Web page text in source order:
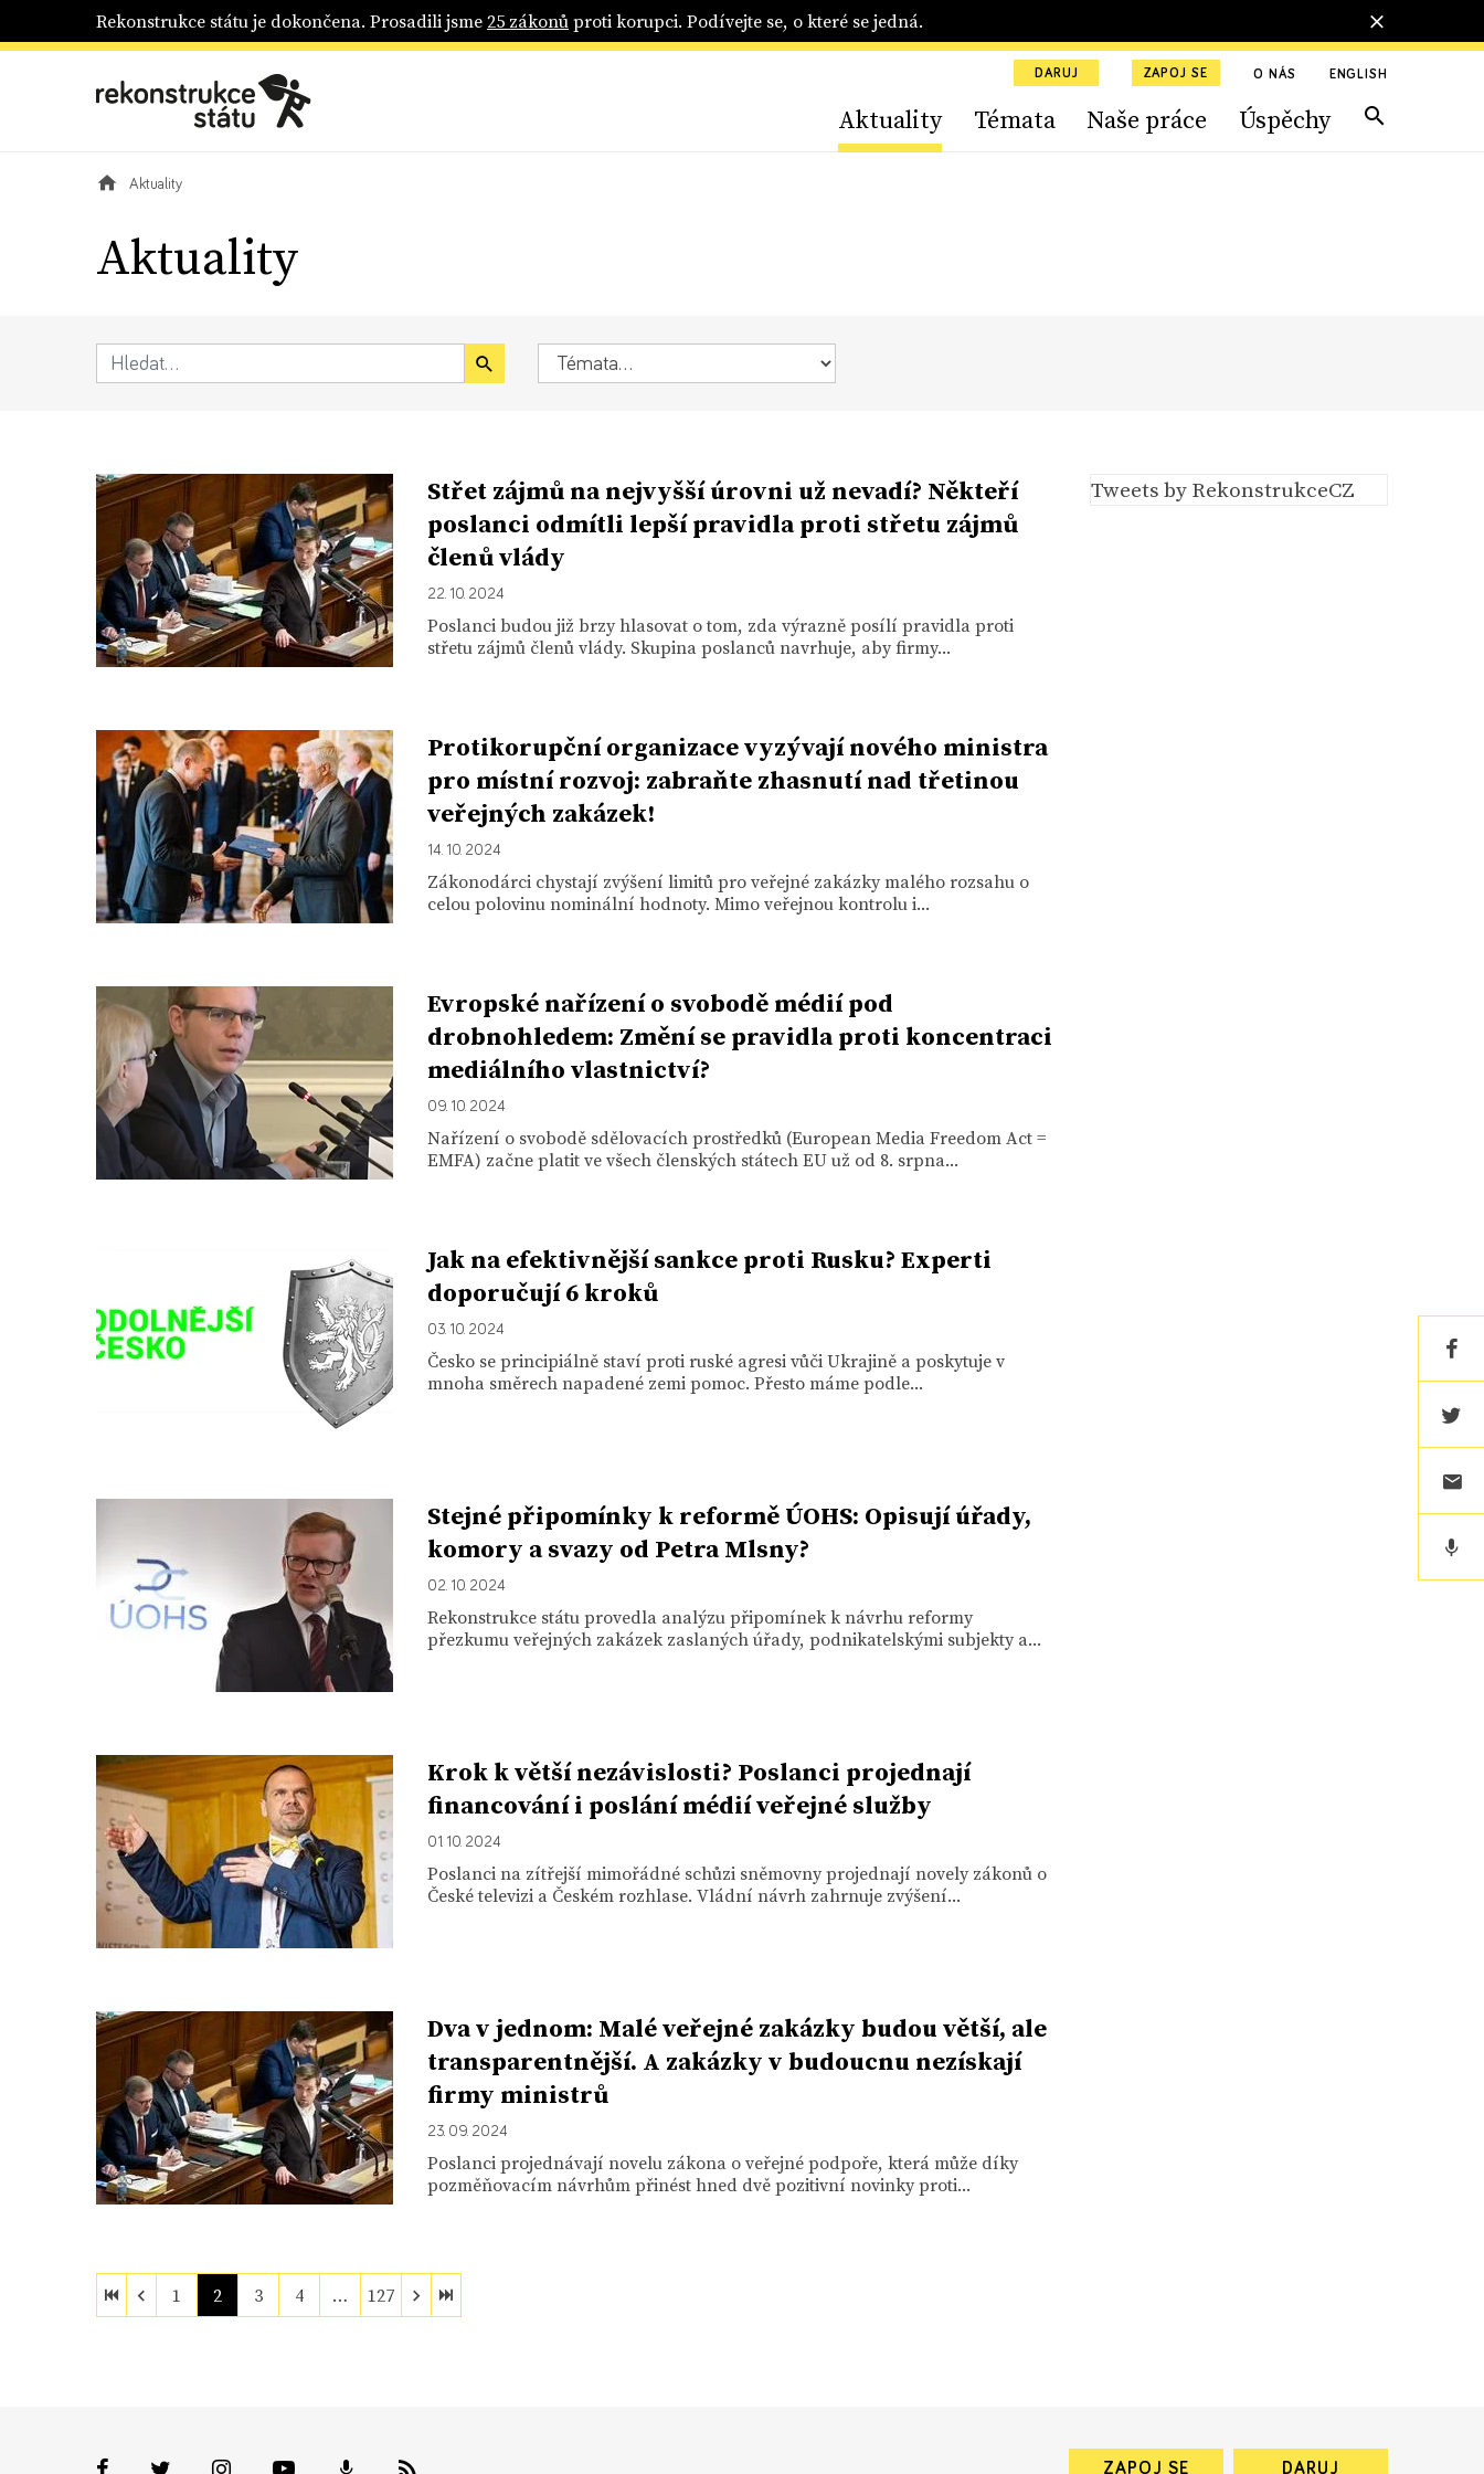
Rekonstrukce státu je dokončena. Prosadili jsme25 zákonůproti korupci. Podívejte se, o které se jedná.
DARUJ ZAPOJ SE O NÁS ENGLISH
Aktuality Témata Naše práce Úspěchy
Aktuality
Aktuality
Střet zájmů na nejvyšší úrovni už nevadí? Někteří
poslanci odmítli lepší pravidla proti střetu zájmů
členů vlády
22. 10. 2024
Poslanci budou již brzy hlasovat o tom, zda výrazně posílí pravidla proti
střetu zájmů členů vlády. Skupina poslanců navrhuje, aby firmy...
Protikorupční organizace vyzývají nového ministra
pro místní rozvoj: zabraňte zhasnutí nad třetinou
veřejných zakázek!
14. 10. 2024
Zákonodárci chystají zvýšení limitů pro veřejné zakázky malého rozsahu o
celou polovinu nominální hodnoty. Mimo veřejnou kontrolu i...
Evropské nařízení o svobodě médií pod
drobnohledem: Změní se pravidla proti koncentraci
mediálního vlastnictví?
09. 10. 2024
Nařízení o svobodě sdělovacích prostředků (European Media Freedom Act =
EMFA) začne platit ve všech členských státech EU už od 8. srpna...
Jak na efektivnější sankce proti Rusku? Experti
doporučují 6 kroků
03. 10. 2024
Česko se principiálně staví proti ruské agresi vůči Ukrajině a poskytuje v
mnoha směrech napadené zemi pomoc. Přesto máme podle...
Stejné připomínky k reformě ÚOHS: Opisují úřady,
komory a svazy od Petra Mlsny?
02. 10. 2024
Rekonstrukce státu provedla analýzu připomínek k návrhu reformy
přezkumu veřejných zakázek zaslaných úřady, podnikatelskými subjekty a...
Krok k větší nezávislosti? Poslanci projednají
financování i poslání médií veřejné služby
01. 10. 2024
Poslanci na zítřejší mimořádné schůzi sněmovny projednají novely zákonů o
České televizi a Českém rozhlase. Vládní návrh zahrnuje zvýšení...
Dva v jednom: Malé veřejné zakázky budou větší, ale
transparentnější. A zakázky v budoucnu nezískají
firmy ministrů
23. 09. 2024
Poslanci projednávají novelu zákona o veřejné podpoře, která může díky
pozměňovacím návrhům přinést hned dvě pozitivní novinky proti...
Tweets by RekonstrukceCZ
1 2 3 4 … 127
ZAPOJ SE DARUJ